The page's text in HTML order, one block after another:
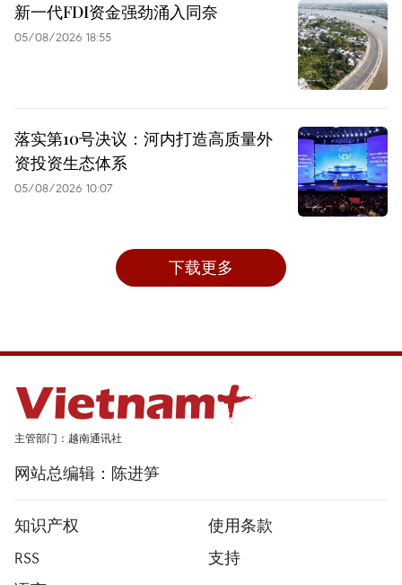
新一代FDI资金强劲涌入同奈
05/08/2026 18:55
落实第10号决议：河内打造高质量外
资投资生态体系
05/08/2026 10:07
下载更多
主管部门：越南通讯社
网站总编辑：陈进笋
知识产权
使用条款
RSS
支持